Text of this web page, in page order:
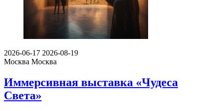
2026-06-17 2026-08-19
Москва Москва
Иммерсивная выставка «Чудеса
Света»